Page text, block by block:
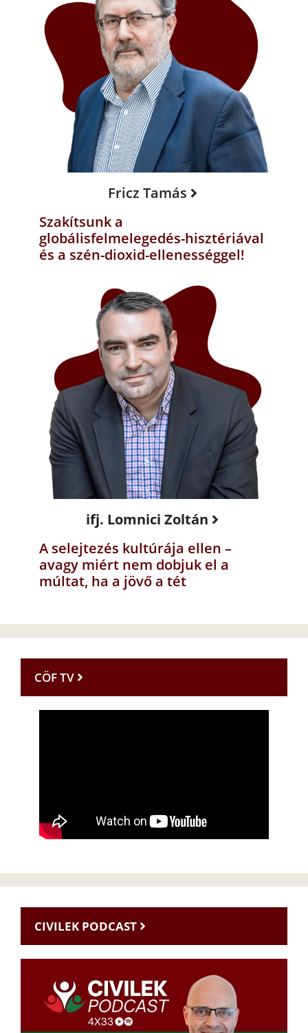
Fricz Tamás
Szakítsunk a
globálisfelmelegedés-hisztériával
és a szén-dioxid-ellenességgel!
ifj. Lomnici Zoltán
A selejtezés kultúrája ellen –
avagy miért nem dobjuk el a
múltat, ha a jövő a tét
CÖF TV
CIVILEK PODCAST